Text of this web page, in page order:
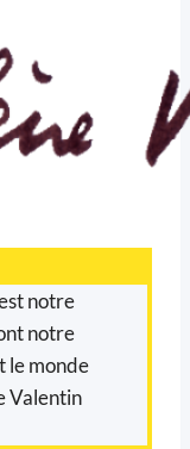
notre
notre
le monde
Valentin